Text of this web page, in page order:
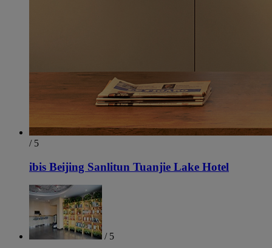
/ 5
ibis Beijing Sanlitun Tuanjie Lake Hotel
/ 5